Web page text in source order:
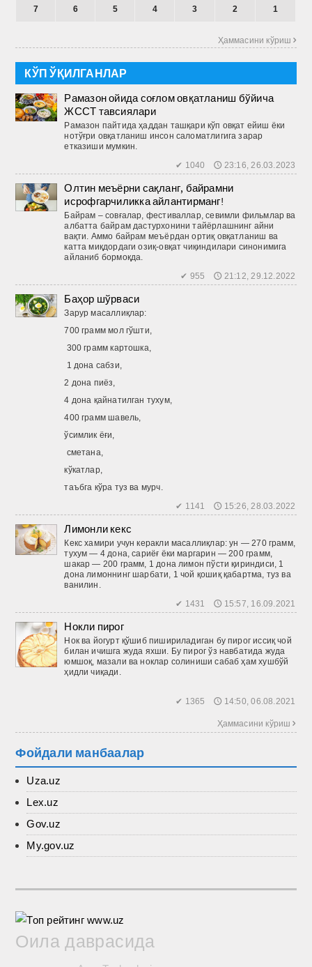
7 6 5 4 3 2 1
Ҳаммасини кўриш 
КЎП ЎҚИЛГАНЛАР
Рамазон ойида соғлом овқатланиш бўйича
ЖССТ тавсиялари
Рамазон пайтида ҳаддан ташқари кўп овқат ейиш ёки
нотўғри овқатланиш инсон саломатлигига зарар
етказиши мумкин.
✔ 1040 🕔 23:16, 26.03.2023
Олтин меъёрни сақланг, байрамни
исрофгарчиликка айлантирманг!
Байрам – совғалар, фестиваллар, севимли фильмлар ва
албатта байрам дастурхонини тайёрлашнинг айни
вақти. Аммо байрам меъёрдан ортиқ овқатланиш ва
катта миқдордаги озиқ-овқат чиқиндилари синонимига
айланиб бормоқда.
✔ 955 🕔 21:12, 29.12.2022
Баҳор шўрваси
Зарур масаллиқлар:
700 грамм мол гўшти,
300 грамм картошка,
1 дона сабзи,
2 дона пиёз,
4 дона қайнатилган тухум,
400 грамм шавель,
ўсимлик ёғи,
сметана,
кўкатлар,
таъбга кўра туз ва мурч.
✔ 1141 🕔 15:26, 28.03.2022
Лимонли кекс
Кекс хамири учун керакли масаллиқлар: ун — 270 грамм,
тухум — 4 дона, сариёғ ёки маргарин — 200 грамм,
шакар — 200 грамм, 1 дона лимон пўсти қириндиси, 1
дона лимоннинг шарбати, 1 чой қошиқ қабартма, туз ва
ванилин.
✔ 1431 🕔 15:57, 16.09.2021
Нокли пирог
Нок ва йогурт қўшиб пишириладиган бу пирог иссиқ чой
билан ичишга жуда яхши. Бу пирог ўз навбатида жуда
юмшоқ, мазали ва ноклар солиниши сабаб ҳам хушбўй
ҳидли чиқади.
✔ 1365 🕔 14:50, 06.08.2021
Ҳаммасини кўриш 
Фойдали манбаалар
Uza.uz
Lex.uz
Gov.uz
My.gov.uz
Оила даврасида